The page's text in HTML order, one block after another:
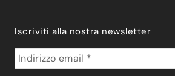
Iscriviti alla nostra newsletter